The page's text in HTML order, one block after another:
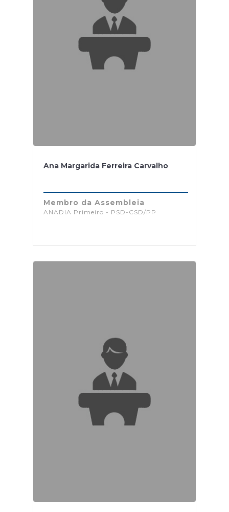
Ana Margarida Ferreira Carvalho
Membro da Assembleia
ANADIA Primeiro - PSD-CSD/PP